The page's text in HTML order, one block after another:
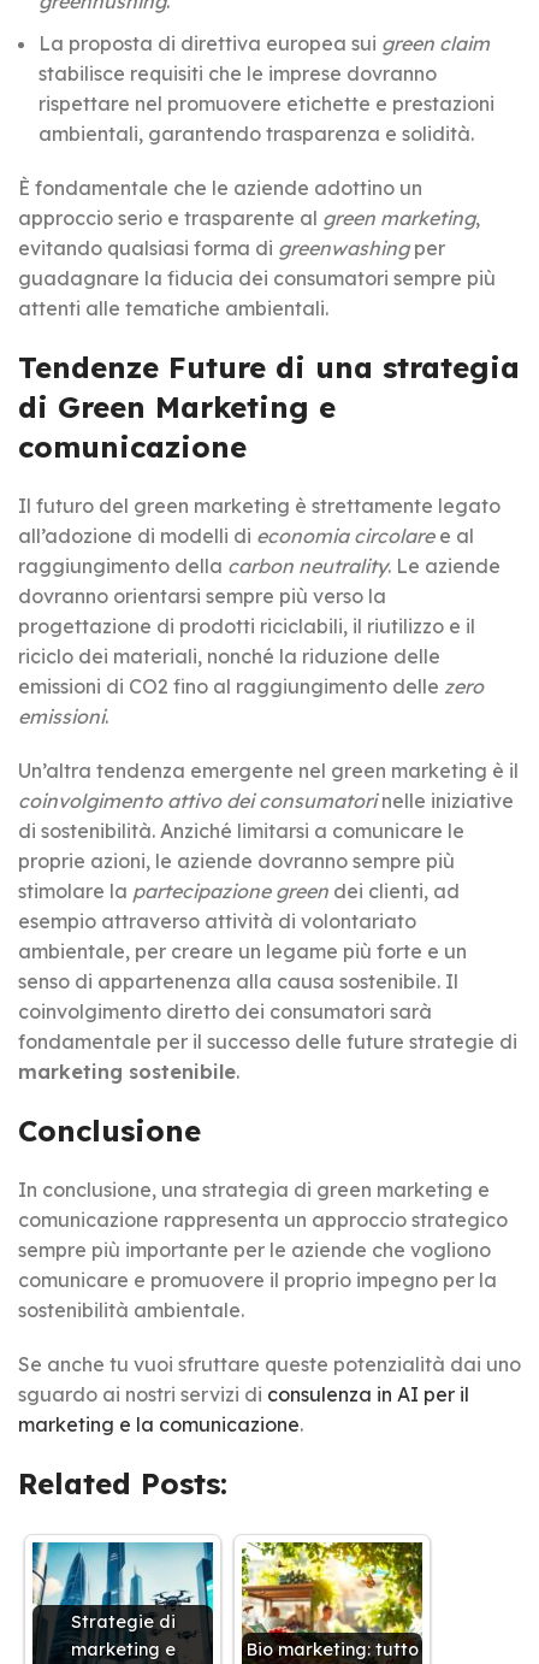
La proposta di direttiva europea sui green claim
stabilisce requisiti che le imprese dovranno
rispettare nel promuovere etichette e prestazioni
ambientali, garantendo trasparenza e solidità.
È fondamentale che le aziende adottino un
approccio serio e trasparente al green marketing,
evitando qualsiasi forma di greenwashingper
guadagnare la fiducia dei consumatori sempre più
attenti alle tematiche ambientali.
Tendenze Future di una strategia
di Green Marketing e
comunicazione
Il futuro del green marketing è strettamente legato
all’adozione di modelli di economia circolaree al
raggiungimento della carbon neutrality. Le aziende
dovranno orientarsi sempre più verso la
progettazione di prodotti riciclabili, il riutilizzo e il
riciclo dei materiali, nonché la riduzione delle
emissioni di CO2 fino al raggiungimento delle zero
emissioni.
Un’altra tendenza emergente nel green marketing è il
coinvolgimento attivo dei consumatorinelle iniziative
di sostenibilità. Anziché limitarsi a comunicare le
proprie azioni, le aziende dovranno sempre più
stimolare la partecipazione green dei clienti, ad
esempio attraverso attività di volontariato
ambientale, per creare un legame più forte e un
senso di appartenenza alla causa sostenibile. Il
coinvolgimento diretto dei consumatori sarà
fondamentale per il successo delle future strategie di
marketing sostenibile.
Conclusione
In conclusione, una strategia di green marketing e
comunicazione rappresenta un approccio strategico
sempre più importante per le aziende che vogliono
comunicare e promuovere il proprio impegno per la
sostenibilità ambientale.
Se anche tu vuoi sfruttare queste potenzialità dai uno
sguardo ai nostri servizi di consulenza in AI per il
marketing e la comunicazione.
Related Posts:
Strategie di
marketing e
Bio marketing: tutto